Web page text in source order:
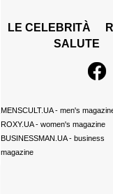
LE CELEBRITÀ
SALUTE
MENSCULT.UA- men's
ROXY.UA- women's magazine
BUSINESSMAN.UA- business
magazine